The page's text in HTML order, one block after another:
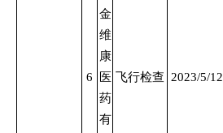
6
金
维
康
医
药
有
飞行检查 2023/5/12